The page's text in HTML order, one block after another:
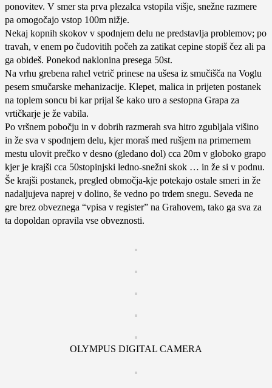
ponovitev. V smer sta prva plezalca vstopila višje, snežne razmere
pa omogočajo vstop 100m nižje.
Nekaj kopnih skokov v spodnjem delu ne predstavlja problemov; po
travah, v enem po čudovitih počeh za zatikat cepine stopiš čez ali pa
ga obideš. Ponekod naklonina presega 50st.
Na vrhu grebena rahel vetrič prinese na ušesa iz smučišča na Voglu
pesem smučarske mehanizacije. Klepet, malica in prijeten postanek
na toplem soncu bi kar prijal še kako uro a sestopna Grapa za
vrtičkarje je že vabila.
Po vršnem pobočju in v dobrih razmerah sva hitro zgubljala višino
in že sva v spodnjem delu, kjer moraš med rušjem na primernem
mestu ulovit prečko v desno (gledano dol) cca 20m v globoko grapo
kjer je krajši cca 50stopinjski ledno-snežni skok … in že si v podnu.
Še krajši postanek, pregled območja-kje potekajo ostale smeri in že
nadaljujeva naprej v dolino, še vedno po trdem snegu. Seveda ne
gre brez obveznega “vpisa v register” na Grahovem, tako ga sva za
ta dopoldan opravila vse obveznosti.
OLYMPUS DIGITAL CAMERA